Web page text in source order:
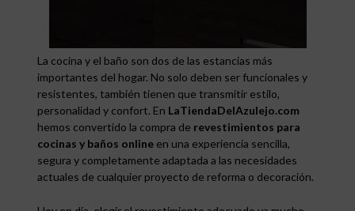
La cocina y el baño son dos de las estancias más
importantes del hogar. No solo deben ser funcionales y
resistentes, también tienen que transmitir estilo,
personalidad y confort. En LaTiendaDelAzulejo.com
hemos convertido la compra de revestimientos para
cocinas y baños onlineen una experiencia sencilla,
segura y completamente adaptada a las necesidades
actuales de cualquier proyecto de reforma o decoración.